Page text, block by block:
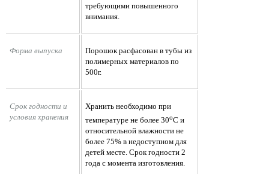
требующими повышенного
внимания.
Форма выпуска
Порошок расфасован в тубы из
полимерных материалов по
500г.
Срок годности и
условия хранения
Хранить необходимо при
температуре не более 30оС и
относительной влажности не
более 75% в недоступном для
детей месте. Срок годности 2
года с момента изготовления.